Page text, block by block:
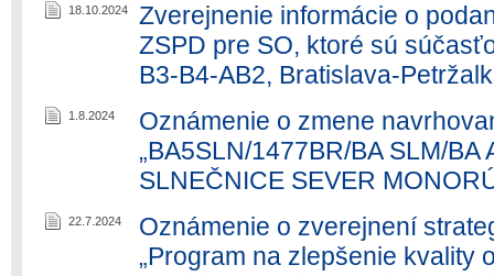
18.10.2024
Zverejnenie informácie o
ZSPD pre SO, ktoré sú
B3-B4-AB2, Bratislava-
1.8.2024
Oznámenie o zmene
„BA5SLN/1477BR/BA SLM/BA
SLNEČNICE SEVER
22.7.2024
Oznámenie o zverejnení
„Program na zlepšenie kvality